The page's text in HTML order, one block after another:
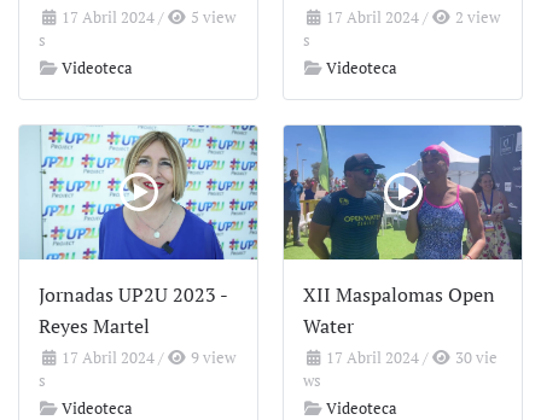
17 Abril 2024/
5 view
s
Videoteca
17 Abril 2024/
2 view
s
Videoteca
Jornadas UP2U 2023 -
Reyes Martel
17 Abril 2024/
9 view
s
Videoteca
XII Maspalomas Open
Water
17 Abril 2024/
30 vie
ws
Videoteca